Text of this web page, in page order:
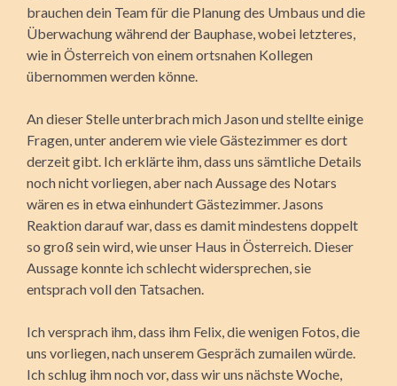
brauchen dein Team für die Planung des Umbaus und die
Überwachung während der Bauphase, wobei letzteres,
wie in Österreich von einem ortsnahen Kollegen
übernommen werden könne.
An dieser Stelle unterbrach mich Jason und stellte einige
Fragen, unter anderem wie viele Gästezimmer es dort
derzeit gibt. Ich erklärte ihm, dass uns sämtliche Details
noch nicht vorliegen, aber nach Aussage des Notars
wären es in etwa einhundert Gästezimmer. Jasons
Reaktion darauf war, dass es damit mindestens doppelt
so groß sein wird, wie unser Haus in Österreich. Dieser
Aussage konnte ich schlecht widersprechen, sie
entsprach voll den Tatsachen.
Ich versprach ihm, dass ihm Felix, die wenigen Fotos, die
uns vorliegen, nach unserem Gespräch zumailen würde.
Ich schlug ihm noch vor, dass wir uns nächste Woche,